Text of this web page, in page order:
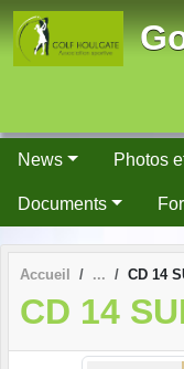
News Photos
Documents
Accueil CD 14
CD 14
Panneau de gestion